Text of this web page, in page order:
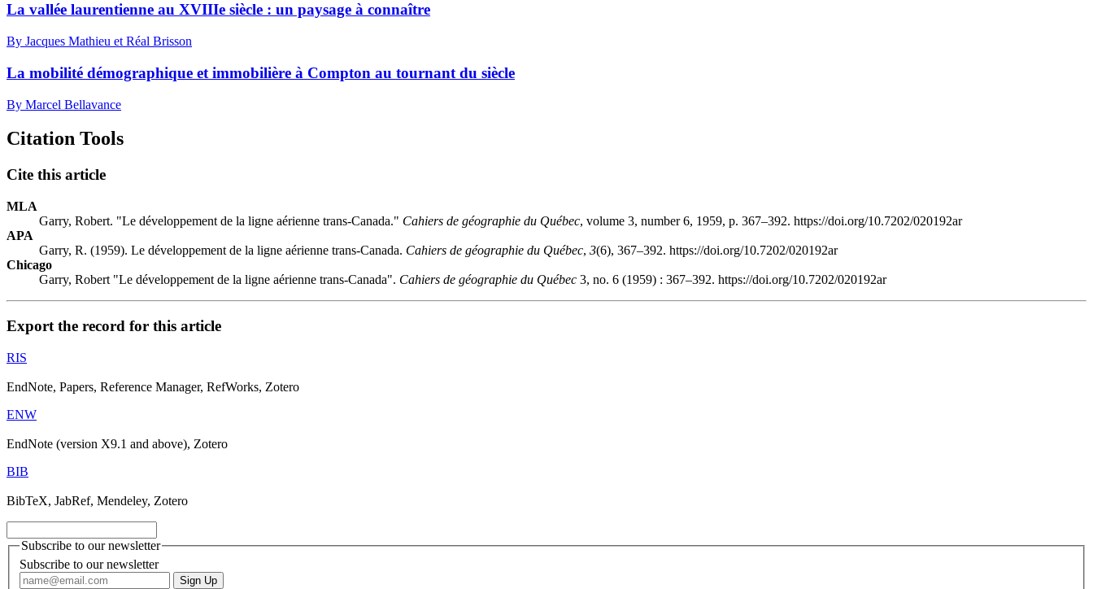
La vallée laurentienne au XVIIIe siècle : un paysage à connaître
By Jacques Mathieu et Réal Brisson
La mobilité démographique et immobilière à Compton au tournant du siècle
By Marcel Bellavance
Citation Tools
Cite this article
MLA
Garry, Robert. "Le développement de la ligne aérienne trans-Canada." Cahiers de géographie du Québec, volume 3, number 6, 1959, p. 367–392. https://doi.org/10.7202/020192ar
APA
Garry, R. (1959). Le développement de la ligne aérienne trans-Canada. Cahiers de géographie du Québec, 3(6), 367–392. https://doi.org/10.7202/020192ar
Chicago
Garry, Robert "Le développement de la ligne aérienne trans-Canada". Cahiers de géographie du Québec 3, no. 6 (1959) : 367–392. https://doi.org/10.7202/020192ar
Export the record for this article
RIS
EndNote, Papers, Reference Manager, RefWorks, Zotero
ENW
EndNote (version X9.1 and above), Zotero
BIB
BibTeX, JabRef, Mendeley, Zotero
Subscribe to our newsletter
Subscribe to our newsletter